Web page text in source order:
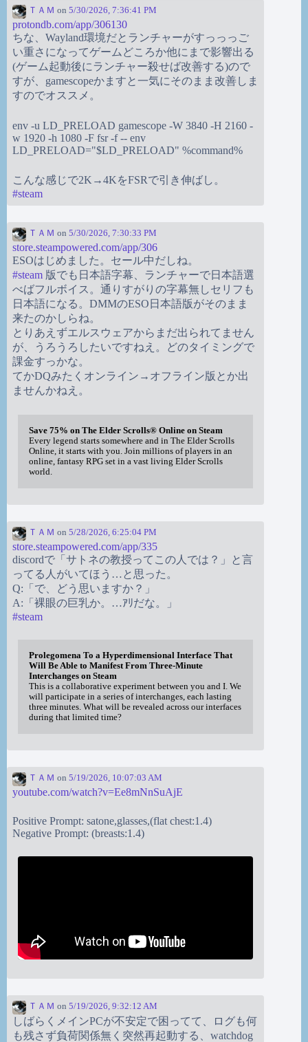
ＴＡＭ on 5/30/2026, 7:36:41 PM
protondb.com/app/306130
ちな、Wayland環境だとランチャーがすっっっご
い重さになってゲームどころか他にまで影響出る
(ゲーム起動後にランチャー殺せば改善する)ので
すが、gamescopeかますと一気にそのまま改善しま
すのでオススメ。
env -u LD_PRELOAD gamescope -W 3840 -H 2160 -
w 1920 -h 1080 -F fsr -f -- env
LD_PRELOAD="$LD_PRELOAD" %command%
こんな感じで2K→4KをFSRで引き伸ばし。
#steam
ＴＡＭ on 5/30/2026, 7:30:33 PM
store.steampowered.com/app/306
ESOはじめました。セール中だしね。
#steam 版でも日本語字幕、ランチャーで日本語選
べばフルボイス。通りすがりの字幕無しセリフも
日本語になる。DMMのESO日本語版がそのまま
来たのかしらね。
とりあえずエルスウェアからまだ出られてません
が、うろうろしたいですねえ。どのタイミングで
課金すっかな。
てかDQみたくオンライン→オフライン版とか出
ませんかねえ。
Save 75% on The Elder Scrolls® Online on Steam
Every legend starts somewhere and in The Elder Scrolls
Online, it starts with you. Join millions of players in an
online, fantasy RPG set in a vast living Elder Scrolls
world.
ＴＡＭ on 5/28/2026, 6:25:04 PM
store.steampowered.com/app/335
discordで「サトネの教授ってこの人では？」と言
ってる人がいてほう…と思った。
Q:「で、どう思いますか？」
A:「裸眼の巨乳か。…ｱﾘだな。」
#steam
Prolegomena To a Hyperdimensional Interface That
Will Be Able to Manifest From Three-Minute
Interchanges on Steam
This is a collaborative experiment between you and I. We
will participate in a series of interchanges, each lasting
three minutes. What will be revealed across our interfaces
during that limited time?
ＴＡＭ on 5/19/2026, 10:07:03 AM
youtube.com/watch?v=Ee8mNnSuAjE
Positive Prompt: satone,glasses,(flat chest:1.4)
Negative Prompt: (breasts:1.4)
ＴＡＭ on 5/19/2026, 9:32:12 AM
しばらくメインPCが不安定で困ってて、ログも何
も残さず負荷関係無く突然再起動する、watchdog